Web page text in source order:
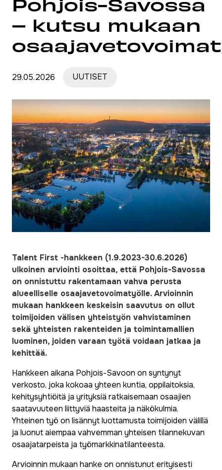
– kutsu mukaan
29.05.2026 UUTISET
Talent First -hankkeen (1.9.2023-30.6.2026)
ulkoinen arviointi osoittaa, että Pohjois-Savossa
on onnistuttu rakentamaan vahva perusta
alueelliselle osaajavetovoimatyölle. Arvioinnin
mukaan hankkeen keskeisin saavutus on ollut
toimijoiden välisen yhteistyön vahvistaminen
sekä yhteisten rakenteiden ja toimintamallien
luominen, joiden varaan työtä voidaan jatkaa ja
kehittää.
Hankkeen aikana Pohjois-Savoon on syntynyt
verkosto, joka kokoaa yhteen kuntia, oppilaitoksia,
kehitysyhtiöitä ja yrityksiä ratkaisemaan osaajien
saatavuuteen liittyviä haasteita ja näkökulmia.
Yhteinen työ on lisännyt luottamusta toimijoiden välillä
ja luonut aiempaa vahvemman yhteisen tilannekuvan
osaajatarpeista ja työmarkkinatilanteesta.
Arvioinnin mukaan hanke on onnistunut erityisesti